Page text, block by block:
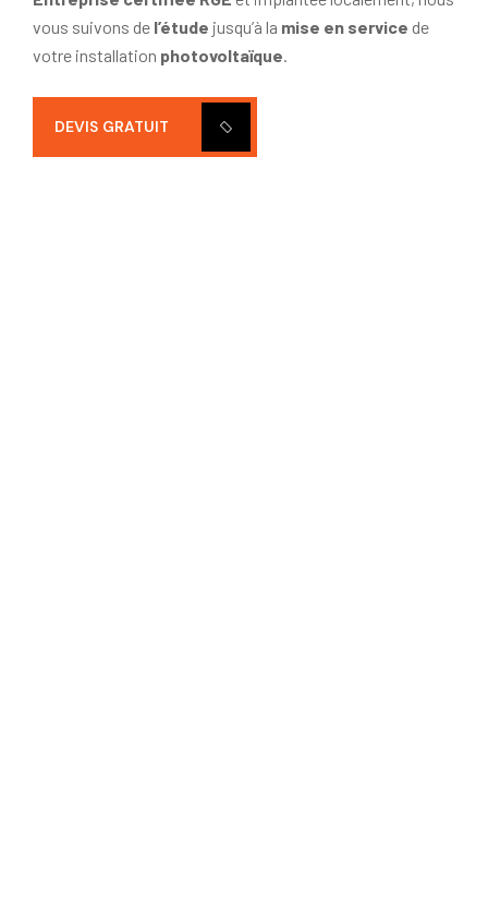
vous suivons de l’étude jusqu’à la mise en service de
votre installation photovoltaïque.
DEVIS GRATUIT